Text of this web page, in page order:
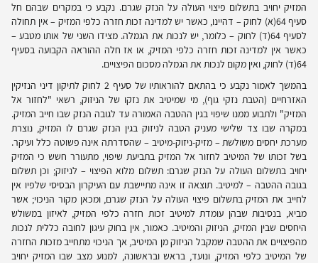
המזיק יחויב בתשלום פיצוי העולה על הנזק שגרם. נקבע כי במקרים שבהם חל
סעיף 64(א) לחוק – דהיינו, כאשר יש למדינה זכות חזרה כלפי המזיק – אין תחולה
לסעיף 64(ד) לחוק – כלומר, יש לנכות את הגמלה. מצידו השני של אותו מטבע –
כאשר אין למדינה זכות חזרה כלפי המזיק, או אז חלה ההוראה הקבועה בסעיף
64(ד) לחוק, ואין מקום לנכות את הגמלה מסכום הפיצויים.
בהמשך לאמור נקבע כי בהתאם להוראותיו של סעיף 2 לחוק לתיקון דיני הנזיקין
האזרחיים (הטבת נזקי גוף), מי שמיטיב את נזקו של הניזוק, רשאי "לחזור אל
המזיק" ולתבוע ממנו שיפוי בגין ההטבה האמורה עד לגובה הנזק שבו חייב המזיק.
במקרה שבו צד שלישי מעניק הטבה לניזוק בגין הנזק שגרם לו המזיק, נוצרת
מערכת יחסים משולשת – מזיק-ניזוק-מיטיב – שהסדרתה אינה פשוטה כלל ועיקר.
בשל זכותו של המיטיב לחזור אל המזיק בתביעת שיפוי, מתעורר חשש כי המזיק
יחויב בתשלום העולה על הנזק שגרם: תשלום מלוא הפיצוי – לניזוק; וכן תשלום
בגובה ההטבה – למיטיב. תוצאה זו אינה מתיישבת עם העיקרון הבסיסי שלפיו אין
לחייב את המזיק בתשלום פיצוי העולה על הנזק שגרם, ומכאן מקור הניכוי; אשר
מביא, בנסיבות שבהן עומדת למיטיב זכות חזרה כלפי המזיק, לאיזון במשולש
היחסים שבין המזיק, הניזוק והמיטיב. כאמור, אין בחוק עיגון לחובה כללית לנכות
מהפיצויים את ההטבה שמקבל הניזוק מן המיטיב, אך הניכוי מתחייב מזכות החזרה
של המיטיב כלפי המזיק, ונועד, בראש ובראשונה, למנוע מצב שבו המזיק יחויב